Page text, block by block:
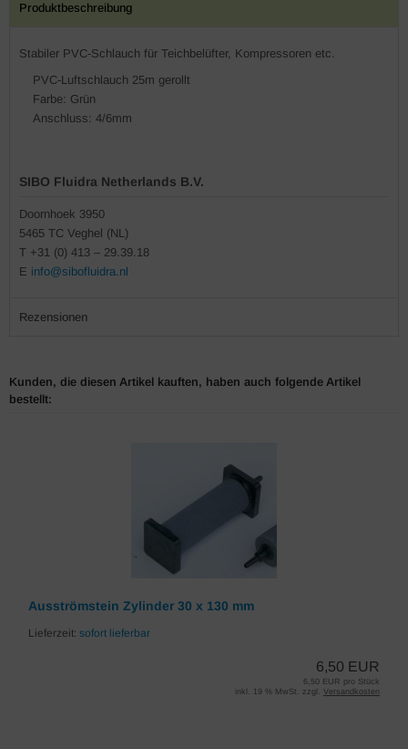
Produktbeschreibung
Stabiler PVC-Schlauch für Teichbelüfter, Kompressoren etc.
PVC-Luftschlauch 25m gerollt
Farbe: Grün
Anschluss: 4/6mm
SIBO Fluidra Netherlands B.V.
Doornhoek 3950
5465 TC Veghel (NL)
T +31 (0) 413 – 29.39.18
E info@sibofluidra.nl
Rezensionen
Kunden, die diesen Artikel kauften, haben auch folgende Artikel
bestellt:
Ausströmstein Zylinder 30 x 130 mm
Lieferzeit: sofort lieferbar
6,50 EUR
6,50 EUR pro Stück
inkl. 19 % MwSt. zzgl. Versandkosten